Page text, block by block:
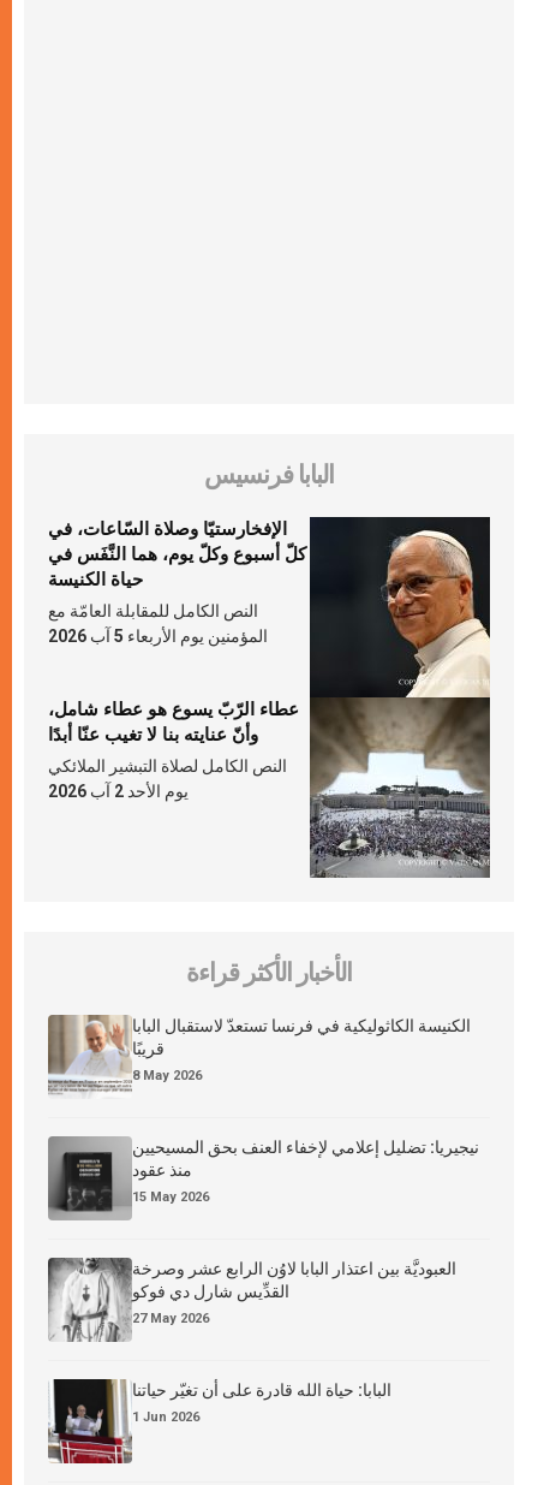
البابا فرنسيس
الإفخارستيّا وصلاة السّاعات، في
كلّ أسبوع وكلّ يوم، هما النَّفَس في
حياة الكنيسة
النص الكامل للمقابلة العامّة مع
المؤمنين يوم الأربعاء 5 آب 2026
عطاء الرّبّ يسوع هو عطاء شامل،
وأنّ عنايته بنا لا تغيب عنّا أبدًا
النص الكامل لصلاة التبشير الملائكي
يوم الأحد 2 آب 2026
الأخبار الأكثر قراءة
الكنيسة الكاثوليكية في فرنسا تستعدّ لاستقبال البابا
قريبًا
8 May 2026
نيجيريا: تضليل إعلامي لإخفاء العنف بحق المسيحيين
منذ عقود
15 May 2026
العبوديَّة بين اعتذار البابا لاوُن الرابع عشر وصرخة
القدِّيس شارل دي فوكو
27 May 2026
البابا: حياة الله قادرة على أن تغيّر حياتنا
1 Jun 2026